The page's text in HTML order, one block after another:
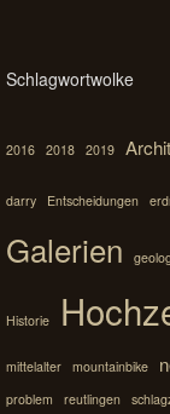
Schlagwortwolke
2016 2018 2019
darry Entscheidungen
Galerien
Historie
mittelalter mountainbike
problem
reutlingen